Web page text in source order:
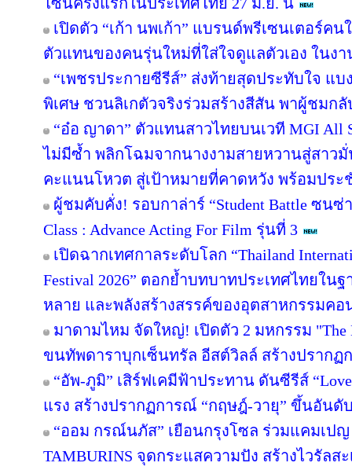
เปิดตัว “เก้า นพเก้า” แบรนด์พรีเซนเตอร์ค
ตัวแทนของคนรุ่นใหม่ที่ใส่ใจดูแลตัวเอง ในงาน
“เพชรประกายซีรีส์” ส่งท้ายสุดประทับใจ แ
พิเศษ ชวนลิเกตัวจริงร่วมสร้างสีสัน พาผู้ชมก
“อ๋อ ญาดา” ตัวแทนสาวไทยบนเวที MGI All
ไม่มีซ้ำ พลิกโฉมจากนางงามสายหวานสู่สาว
คะแนนโหวต สู่เป้าหมายที่คาดหวัง พร้อมปร
ผู้ชมคับคั่ง! รอบกาล่าร์ “Student Battle ซนซ่
Class : Advance Acting For Film รุ่นที่ 3
เปิดฉากเทศกาลระดับโลก “Thailand
Festival 2026” ตอกย้ำบทบาทประเทศไทยใ
หลาย และพลังสร้างสรรค์ของอุตสาหกรรมคอ
มาดามไหม จัดใหญ่! เปิดตัว 2 มหกรรม "The
ขนทัพดาราบุกเซ็นทรัล อีสต์วิลล์ สร้างปราก
“อัพ-ภูมิ” เสิร์ฟเคมีฟ้าประทาน ดันซีรีส์
แรง สร้างปรากฏการณ์ “กฤษฎ์-วายุ” ขึ้นอันดั
“ออม กรณ์นภัส” เยือนกรุงโซล ร่วมแคมเปญ
TAMBURINS จุดกระแสความปัง สร้างไวรัล